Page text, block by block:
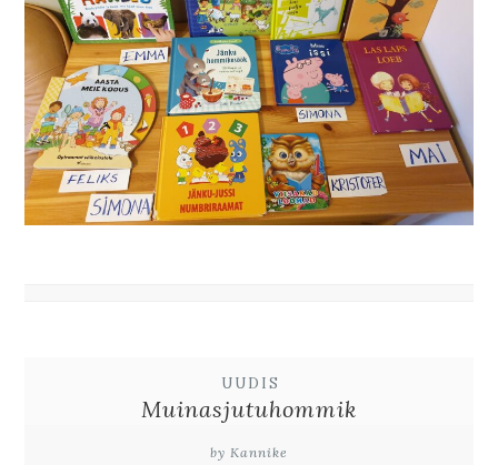
UUDIS
Muinasjutuhommik
by Kannike